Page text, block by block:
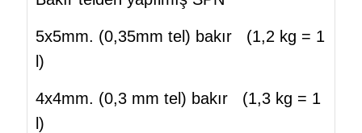
5x5mm. (0,35mm tel) bakır (1,2 kg = 1
l)
4x4mm. (0,3 mm tel) bakır (1,3 kg = 1
l)